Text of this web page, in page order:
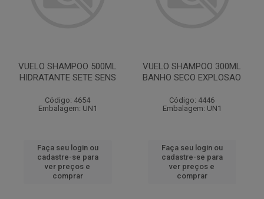
VUELO SHAMPOO 500ML
HIDRATANTE SETE SENS
Código: 4654
Embalagem: UN1
Faça seu login ou
cadastre-se para
ver preços e
comprar
VUELO SHAMPOO 300ML
BANHO SECO EXPLOSAO
Código: 4446
Embalagem: UN1
Faça seu login ou
cadastre-se para
ver preços e
comprar